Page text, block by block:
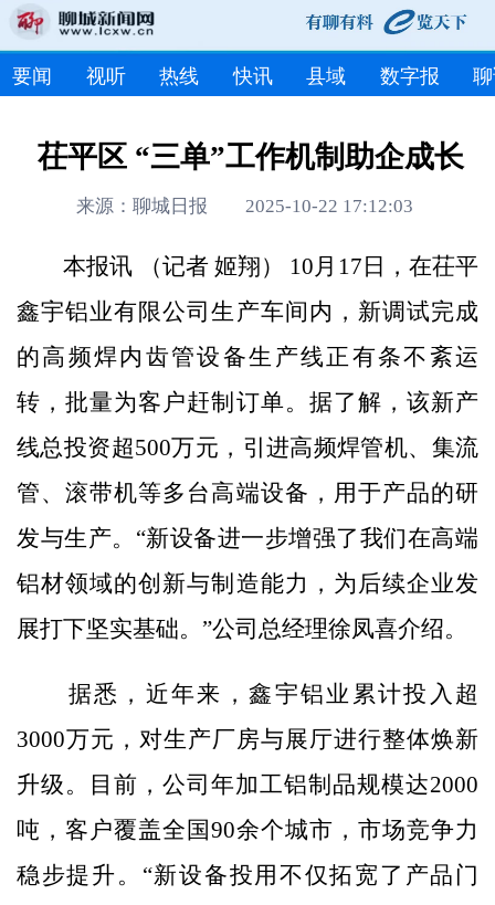
要闻 视听 热线 快讯 县域 数字报
茌平区 “三单”工作机制助企成长
来源：聊城日报 2025-10-22 17:12:03
本报讯 （记者 姬翔） 10月17日，在茌平
鑫宇铝业有限公司生产车间内，新调试完成
的高频焊内齿管设备生产线正有条不紊运
转，批量为客户赶制订单。据了解，该新产
线总投资超500万元，引进高频焊管机、集流
管、滚带机等多台高端设备，用于产品的研
发与生产。“新设备进一步增强了我们在高端
铝材领域的创新与制造能力，为后续企业发
展打下坚实基础。”公司总经理徐凤喜介绍。
据悉，近年来，鑫宇铝业累计投入超
3000万元，对生产厂房与展厅进行整体焕新
升级。目前，公司年加工铝制品规模达2000
吨，客户覆盖全国90余个城市，市场竞争力
稳步提升。“新设备投用不仅拓宽了产品门